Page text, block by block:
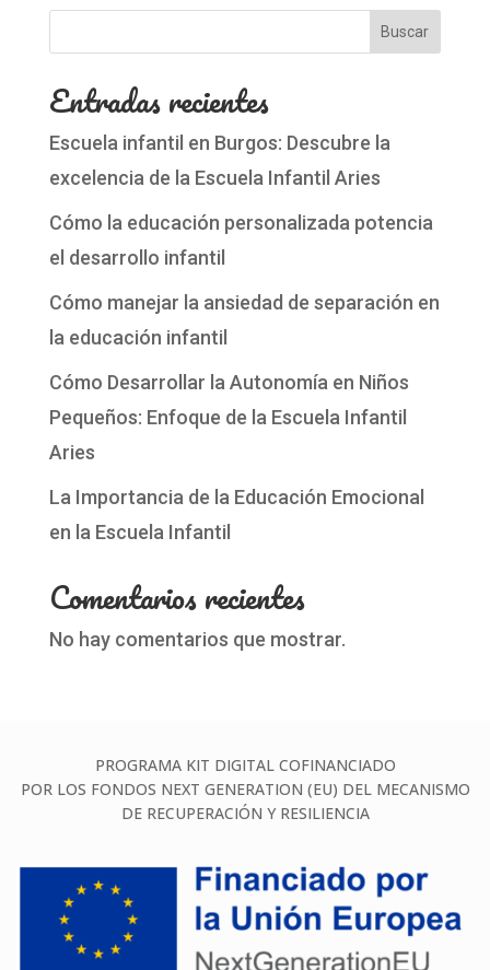
Buscar
Entradas recientes
Escuela infantil en Burgos: Descubre la
excelencia de la Escuela Infantil Aries
Cómo la educación personalizada potencia
el desarrollo infantil
Cómo manejar la ansiedad de separación en
la educación infantil
Cómo Desarrollar la Autonomía en Niños
Pequeños: Enfoque de la Escuela Infantil
Aries
La Importancia de la Educación Emocional
en la Escuela Infantil
Comentarios recientes
No hay comentarios que mostrar.
PROGRAMA KIT DIGITAL COFINANCIADO
POR LOS FONDOS NEXT GENERATION (EU) DEL MECANISMO
DE RECUPERACIÓN Y RESILIENCIA